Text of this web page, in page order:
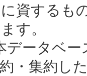
資するも
す。
ータベー
・集約し